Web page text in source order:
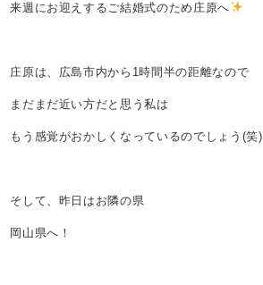
来週にお迎えするご結婚式のため庄原へ
庄原は、広島市内から1時間半の距離なので
まだまだ近い方だと思う私は
もう感覚がおかしくなっているのでしょう(笑)
そして、昨日はお隣の県
岡山県へ！